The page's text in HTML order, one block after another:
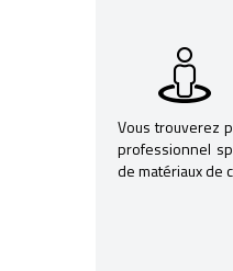
Vous trouverez
professionnel
de matériaux de